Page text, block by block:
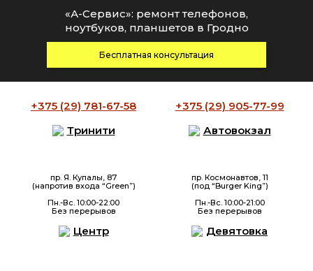
+375 (29) 781-67-58 +375 (29) 905-77-99
Тринити
пр. Я. Купалы, 87
(напротив входа “Green”)
Пн.-Вс. 10:00-22:00
Без перерывов
Автовокзал
пр. Космонавтов, 11
(под “Burger King”)
Пн.-Вс. 10:00-21:00
Без перерывов
Центр Девятовка
«А-Сервис»: ремонт телефонов,
ноутбуков, планшетов в Гродно
Бесплатная консультация